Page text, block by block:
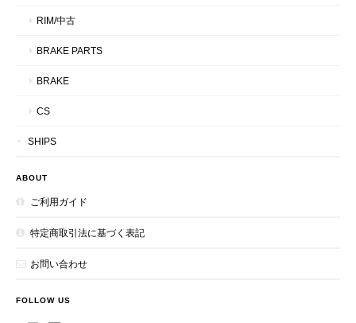
RIM/中古
BRAKE PARTS
BRAKE
CS
SHIPS
ABOUT
ご利用ガイド
特定商取引法に基づく表記
お問い合わせ
FOLLOW US